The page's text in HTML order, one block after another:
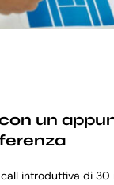
un
introduttiva di 30